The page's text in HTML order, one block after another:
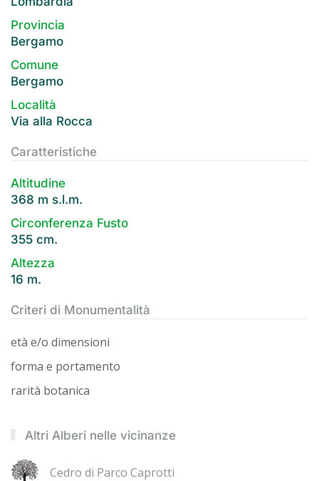
Provincia
Bergamo
Comune
Bergamo
Località
Via alla Rocca
Caratteristiche
Altitudine
368 m s.l.m.
Circonferenza Fusto
355 cm.
Altezza
16 m.
Criteri di Monumentalità
età e/o dimensioni
forma e portamento
rarità botanica
Altri Alberi nelle vicinanze
Cedro di Parco Caprotti